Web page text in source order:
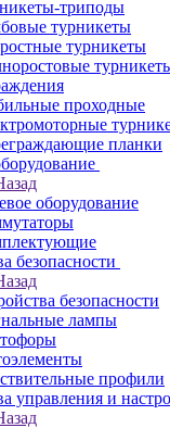
триподы
турникеты
турникеты
проходные
планки
оборудование
безопасности
безопасности
лампы
профили
управления и